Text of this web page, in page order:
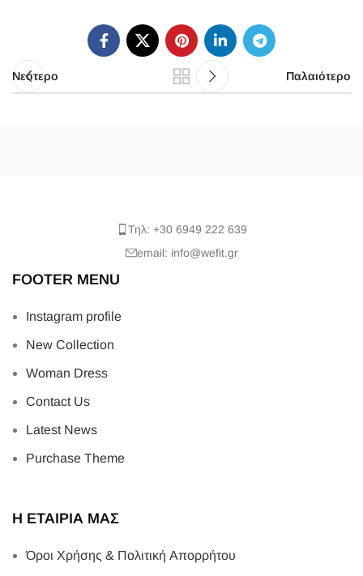
Νεότερο Παλαιότερο
Τηλ: +30 6949 222 639
email: info@wefit.gr
FOOTER MENU
Instagram profile
New Collection
Woman Dress
Contact Us
Latest News
Purchase Theme
Η ΕΤΑΙΡΙΑ ΜΑΣ
Όροι Χρήσης & Πολιτική Απορρήτου